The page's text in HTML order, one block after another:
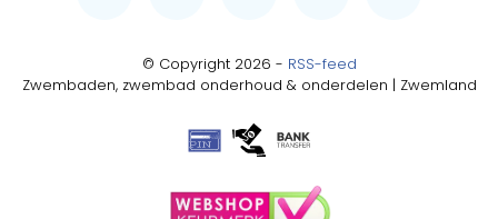
© Copyright 2026 - RSS-feed
Zwembaden, zwembad onderhoud & onderdelen | Zwemland